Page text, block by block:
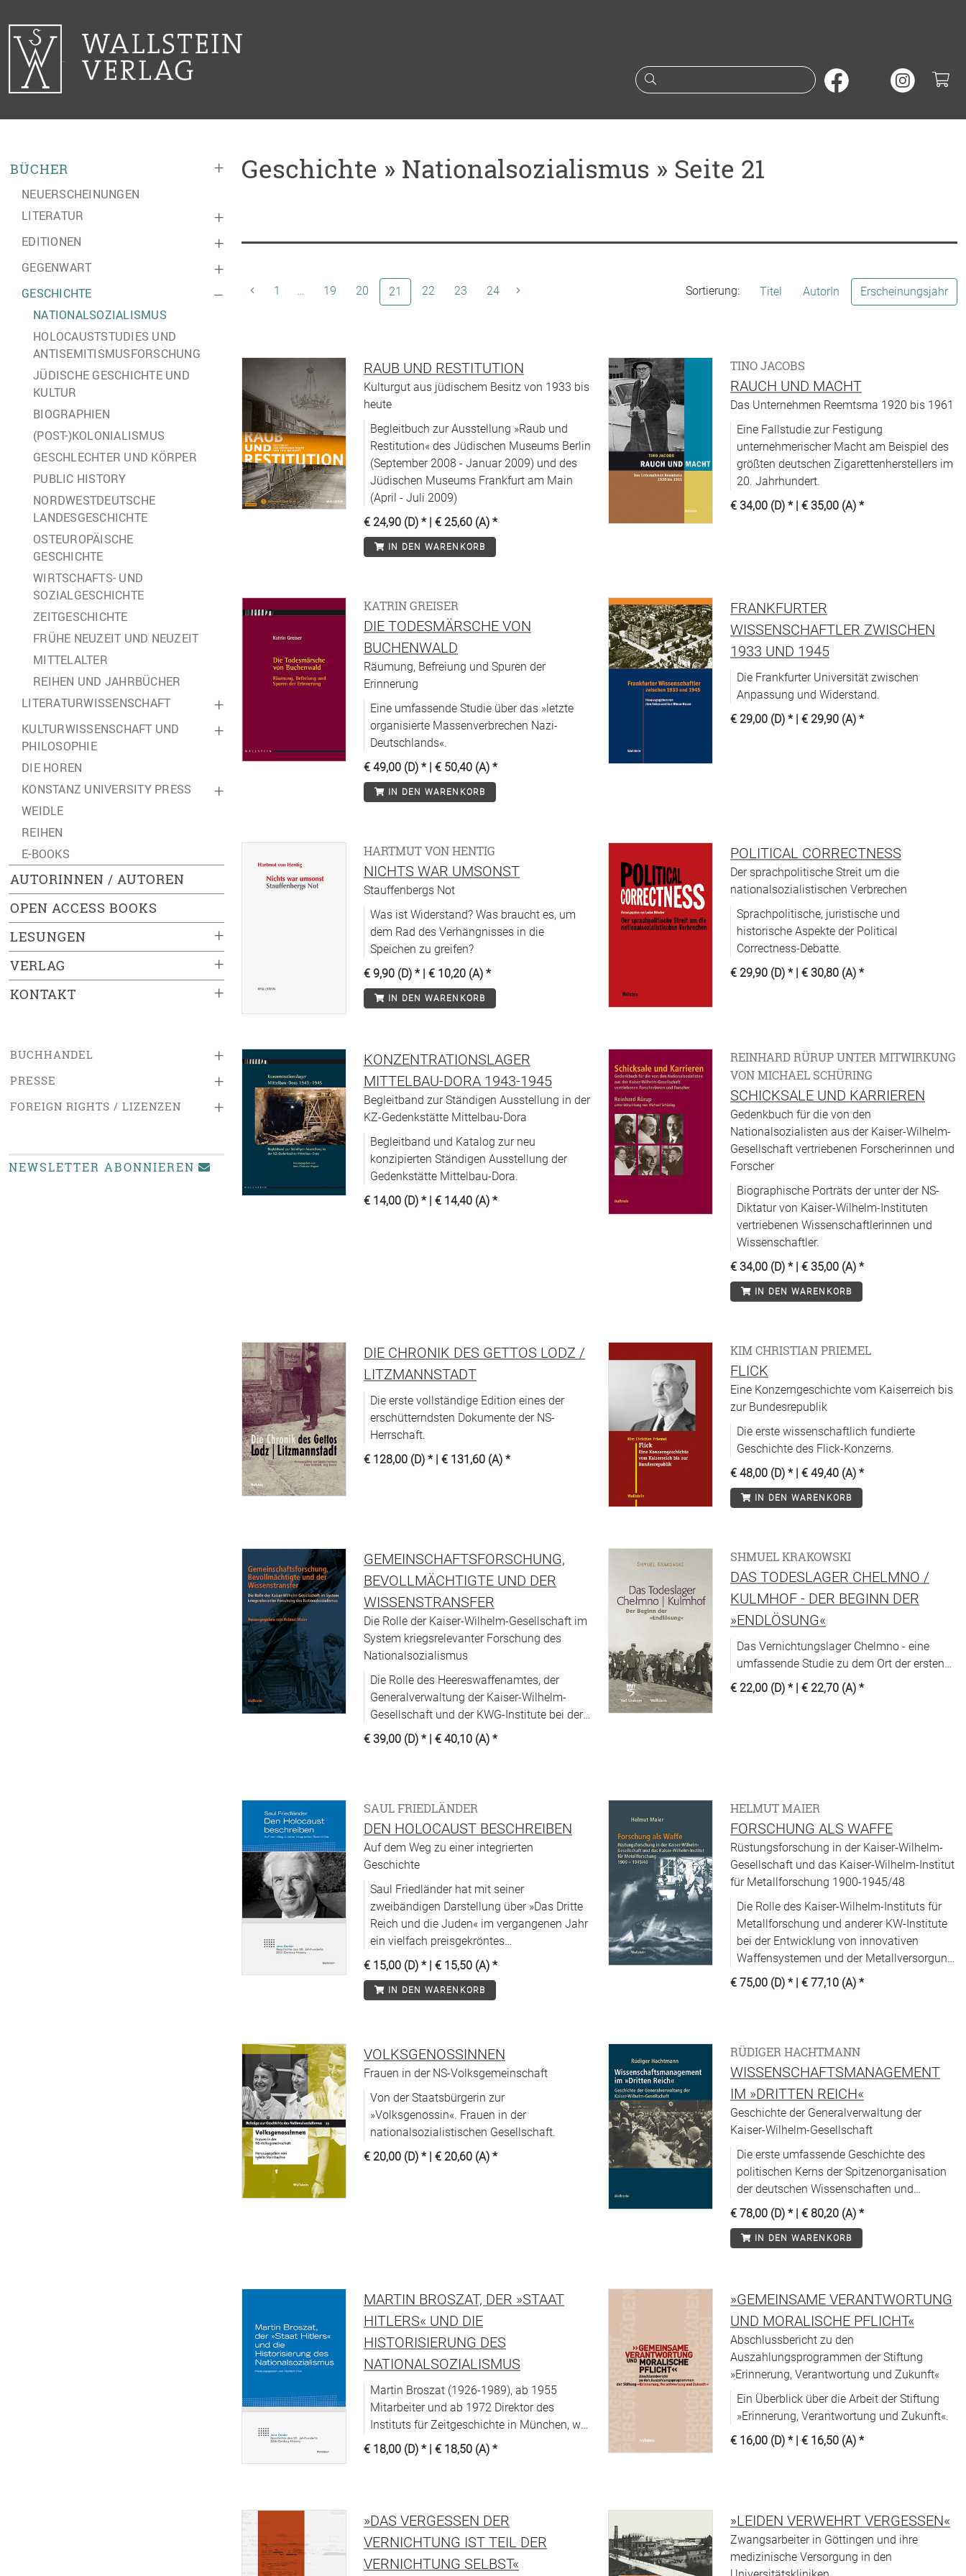
Suche nach Büchern oder
+
BÜCHER
NEUERSCHEINUNGEN
+
LITERATUR
+
EDITIONEN
+
GEGENWART
–
GESCHICHTE
NATIONALSOZIALISMUS
HOLOCAUSTSTUDIES UND
ANTISEMITISMUSFORSCHUNG
JÜDISCHE GESCHICHTE UND
KULTUR
BIOGRAPHIEN
(POST-)KOLONIALISMUS
GESCHLECHTER UND KÖRPER
PUBLIC HISTORY
NORDWESTDEUTSCHE
LANDESGESCHICHTE
OSTEUROPÄISCHE
GESCHICHTE
WIRTSCHAFTS- UND
SOZIALGESCHICHTE
ZEITGESCHICHTE
FRÜHE NEUZEIT UND NEUZEIT
MITTELALTER
REIHEN UND JAHRBÜCHER
+
LITERATURWISSENSCHAFT
+
KULTURWISSENSCHAFT UND
PHILOSOPHIE
DIE HOREN
+
KONSTANZ UNIVERSITY PRESS
WEIDLE
REIHEN
E-BOOKS
AUTORINNEN / AUTOREN
OPEN ACCESS BOOKS
+
LESUNGEN
+
VERLAG
+
KONTAKT
+
BUCHHANDEL
+
PRESSE
+
FOREIGN RIGHTS / LIZENZEN
NEWSLETTER ABONNIEREN
Geschichte » Nationalsozialismus » Seite 21
1 … 19 20 21 (aktuelle Seite)
22 23 24 Sortierung: Titel AutorIn Erscheinungsjahr
RAUB UND RESTITUTION
Kulturgut aus jüdischem Besitz von 1933 bis
heute
Begleitbuch zur Ausstellung »Raub und
Restitution« des Jüdischen Museums Berlin
(September 2008 - Januar 2009) und des
Jüdischen Museums Frankfurt am Main
(April - Juli 2009)
€ 24,90 (D) * | € 25,60 (A) *
IN DEN WARENKORB
TINO JACOBS
RAUCH UND MACHT
Das Unternehmen Reemtsma 1920 bis 1961
Eine Fallstudie zur Festigung
unternehmerischer Macht am Beispiel des
größten deutschen Zigarettenherstellers im
20. Jahrhundert.
€ 34,00 (D) * | € 35,00 (A) *
KATRIN GREISER
DIE TODESMÄRSCHE VON
BUCHENWALD
Räumung, Befreiung und Spuren der
Erinnerung
Eine umfassende Studie über das »letzte
organisierte Massenverbrechen Nazi-
Deutschlands«.
€ 49,00 (D) * | € 50,40 (A) *
IN DEN WARENKORB
FRANKFURTER
WISSENSCHAFTLER ZWISCHEN
1933 UND 1945
Die Frankfurter Universität zwischen
Anpassung und Widerstand.
€ 29,00 (D) * | € 29,90 (A) *
HARTMUT VON HENTIG
NICHTS WAR UMSONST
Stauffenbergs Not
Was ist Widerstand? Was braucht es, um
dem Rad des Verhängnisses in die
Speichen zu greifen?
€ 9,90 (D) * | € 10,20 (A) *
IN DEN WARENKORB
POLITICAL CORRECTNESS
Der sprachpolitische Streit um die
nationalsozialistischen Verbrechen
Sprachpolitische, juristische und
historische Aspekte der Political
Correctness-Debatte.
€ 29,90 (D) * | € 30,80 (A) *
KONZENTRATIONSLAGER
MITTELBAU-DORA 1943-1945
Begleitband zur Ständigen Ausstellung in der
KZ-Gedenkstätte Mittelbau-Dora
Begleitband und Katalog zur neu
konzipierten Ständigen Ausstellung der
Gedenkstätte Mittelbau-Dora.
€ 14,00 (D) * | € 14,40 (A) *
REINHARD RÜRUP UNTER MITWIRKUNG
VON MICHAEL SCHÜRING
SCHICKSALE UND KARRIEREN
Gedenkbuch für die von den
Nationalsozialisten aus der Kaiser-Wilhelm-
Gesellschaft vertriebenen Forscherinnen und
Forscher
Biographische Porträts der unter der NS-
Diktatur von Kaiser-Wilhelm-Instituten
vertriebenen Wissenschaftlerinnen und
Wissenschaftler.
€ 34,00 (D) * | € 35,00 (A) *
IN DEN WARENKORB
DIE CHRONIK DES GETTOS LODZ /
LITZMANNSTADT
Die erste vollständige Edition eines der
erschütterndsten Dokumente der NS-
Herrschaft.
€ 128,00 (D) * | € 131,60 (A) *
KIM CHRISTIAN PRIEMEL
FLICK
Eine Konzerngeschichte vom Kaiserreich bis
zur Bundesrepublik
Die erste wissenschaftlich fundierte
Geschichte des Flick-Konzerns.
€ 48,00 (D) * | € 49,40 (A) *
IN DEN WARENKORB
GEMEINSCHAFTSFORSCHUNG,
BEVOLLMÄCHTIGTE UND DER
WISSENSTRANSFER
Die Rolle der Kaiser-Wilhelm-Gesellschaft im
System kriegsrelevanter Forschung des
Nationalsozialismus
Die Rolle des Heereswaffenamtes, der
Generalverwaltung der Kaiser-Wilhelm-
Gesellschaft und der KWG-Institute bei der
Organisation der kriegsrelevanten
Forschung im NS-System.
€ 39,00 (D) * | € 40,10 (A) *
SHMUEL KRAKOWSKI
DAS TODESLAGER CHELMNO /
KULMHOF - DER BEGINN DER
»ENDLÖSUNG«
Das Vernichtungslager Chelmno - eine
umfassende Studie zu dem Ort der ersten
Massenvergasungen.
€ 22,00 (D) * | € 22,70 (A) *
SAUL FRIEDLÄNDER
DEN HOLOCAUST BESCHREIBEN
Auf dem Weg zu einer integrierten
Geschichte
Saul Friedländer hat mit seiner
zweibändigen Darstellung über »Das Dritte
Reich und die Juden« im vergangenen Jahr
ein vielfach preisgekröntes
historiographisches Meisterwerk
veröffentlicht.
€ 15,00 (D) * | € 15,50 (A) *
IN DEN WARENKORB
HELMUT MAIER
FORSCHUNG ALS WAFFE
Rüstungsforschung in der Kaiser-Wilhelm-
Gesellschaft und das Kaiser-Wilhelm-Institut
für Metallforschung 1900-1945/48
Die Rolle des Kaiser-Wilhelm-Instituts für
Metallforschung und anderer KW-Institute
bei der Entwicklung von innovativen
Waffensystemen und der Metallversorgung
der Kriegswirtschaft im Zweiten Weltkrieg.
€ 75,00 (D) * | € 77,10 (A) *
VOLKSGENOSSINNEN
Frauen in der NS-Volksgemeinschaft
Von der Staatsbürgerin zur
»Volksgenossin«. Frauen in der
nationalsozialistischen Gesellschaft.
€ 20,00 (D) * | € 20,60 (A) *
RÜDIGER HACHTMANN
WISSENSCHAFTSMANAGEMENT
IM »DRITTEN REICH«
Geschichte der Generalverwaltung der
Kaiser-Wilhelm-Gesellschaft
Die erste umfassende Geschichte des
politischen Kerns der Spitzenorganisation
der deutschen Wissenschaften und
Vorläufers der Max-Planck-Gesellschaft.
€ 78,00 (D) * | € 80,20 (A) *
IN DEN WARENKORB
MARTIN BROSZAT, DER »STAAT
HITLERS« UND DIE
HISTORISIERUNG DES
NATIONALSOZIALISMUS
Martin Broszat (1926-1989), ab 1955
Mitarbeiter und ab 1972 Direktor des
Instituts für Zeitgeschichte in München, war
einer der produktivsten Historiker der ersten
Generation der empirischen NS-Forschung.
2006 das historiographische Werk dieses
unruhigen Intellektuellen, dessen »Plädoyer
für eine Historisierung des
€ 18,00 (D) * | € 18,50 (A) *
»GEMEINSAME VERANTWORTUNG
UND MORALISCHE PFLICHT«
Abschlussbericht zu den
Auszahlungsprogrammen der Stiftung
»Erinnerung, Verantwortung und Zukunft«
Ein Überblick über die Arbeit der Stiftung
»Erinnerung, Verantwortung und Zukunft«.
€ 16,00 (D) * | € 16,50 (A) *
»DAS VERGESSEN DER
VERNICHTUNG IST TEIL DER
VERNICHTUNG SELBST«
»LEIDEN VERWEHRT VERGESSEN«
Zwangsarbeiter in Göttingen und ihre
medizinische Versorgung in den